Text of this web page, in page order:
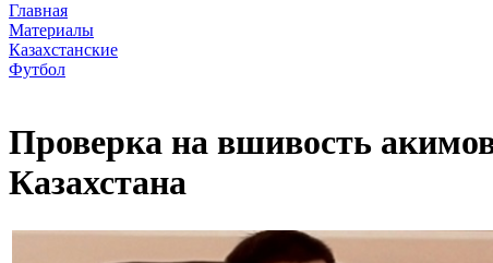
Главная
Материалы
Казахстанские
Футбол
Проверка на вшивость
Казахстана